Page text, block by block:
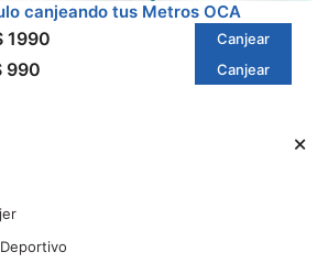
canjeando tus Metros OCA
1990 Canjear
990 Canjear
Deportivo